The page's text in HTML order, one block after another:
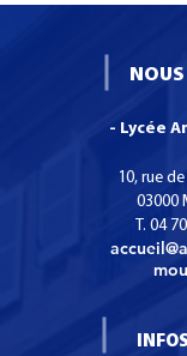
2 ASSP -
- Lycée
10, rue
03000
T. 04